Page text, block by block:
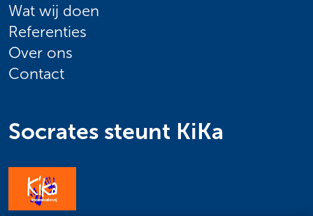
Wat wij doen
Referenties
Over ons
Contact
Socrates steunt KiKa